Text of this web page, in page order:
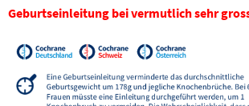
Geburtseinleitung bei vermutlich sehr